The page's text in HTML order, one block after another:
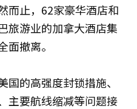
而止，62家豪华酒店和
旅游业的加拿大酒店集
撤离。
的高强度封锁措施、
主要航线缩减等问题接